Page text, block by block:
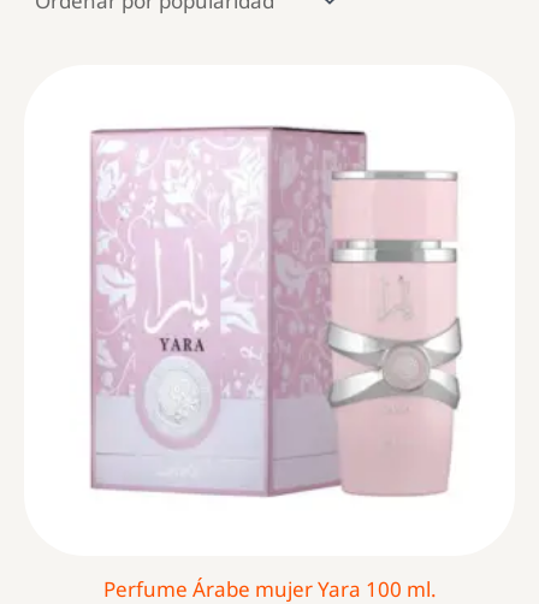
Perfume Árabe mujer Yara 100 ml.